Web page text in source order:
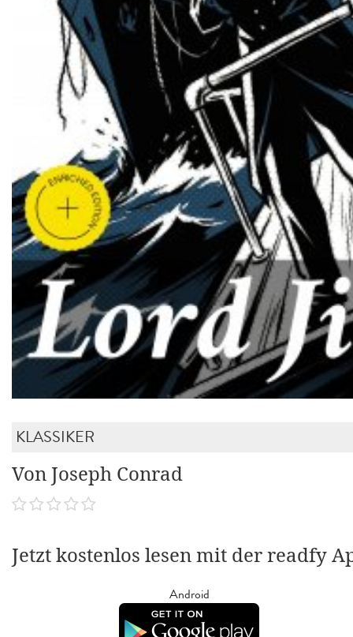
KLASSIKER
Von Joseph Conrad
Jetzt kostenlos lesen mit der readfy
Android